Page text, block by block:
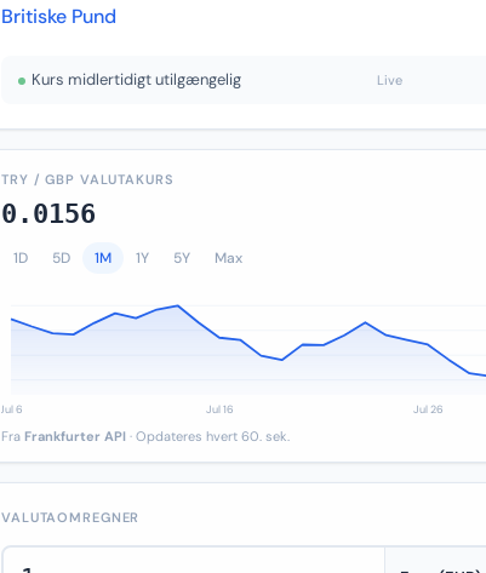
Britiske Pund
Kurs midlertidigt utilgængelig Live
TRY / GBP VALUTAKURS
0.0156
1D 5D 1M 1Y 5Y Max
Fra Frankfurter API · Opdateres hvert 60. sek.
VALUTAOMREGNER